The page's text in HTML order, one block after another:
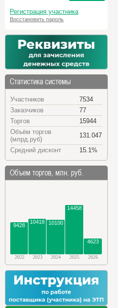
Регистрация участника
Восстановить пароль
Статистика системы
Участников
7534
Заказчиков
77
Торгов
15944
Объём торгов
(млрд.руб)
131.047
Средний дисконт
15.1%
Объем торгов, млн. руб.
9428
10418 10100
14458
4623
2022 2023 2024 2025 2026